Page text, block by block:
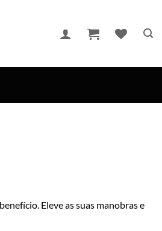
Eleve as suas manobras e